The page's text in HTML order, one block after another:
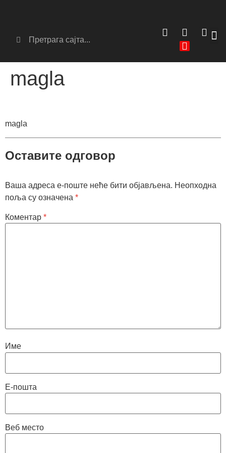
magla
magla
Оставите одговор
Ваша адреса е-поште неће бити објављена. Неопходна
поља су означена *
Коментар *
Име
Е-пошта
Веб место